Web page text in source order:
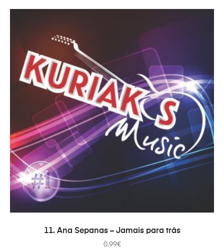
ADICIONAR
11. Ana Sepanas – Jamais para trás
0.99€